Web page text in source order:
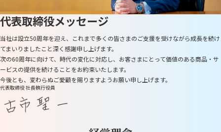
代表取締役メッセージ
当社は設立50周年を迎え、 これまで多くの皆さまのご支援を受けながら成長を続け
てまいりましたこと深く感謝申し上げます。
次の60周年に向けて、時代の変化に対応し、 お客さまにとって価値のある商品・サ
ービスの提供を続けることをお約束いたします。
今後とも、変わらぬご愛顧を賜りますようお願い申し上げます。
代表取締役 社長執行役員